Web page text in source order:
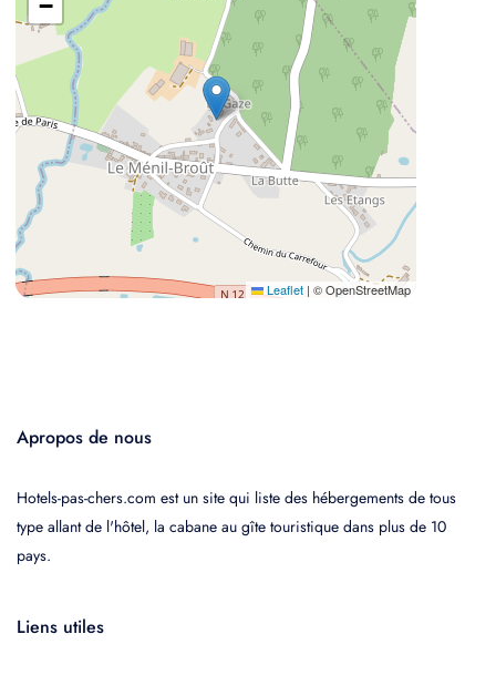
−
Leaflet | © OpenStreetMap
Apropos de nous
Hotels-pas-chers.com est un site qui liste des hébergements de tous
type allant de l'hôtel, la cabane au gîte touristique dans plus de 10
pays.
Liens utiles